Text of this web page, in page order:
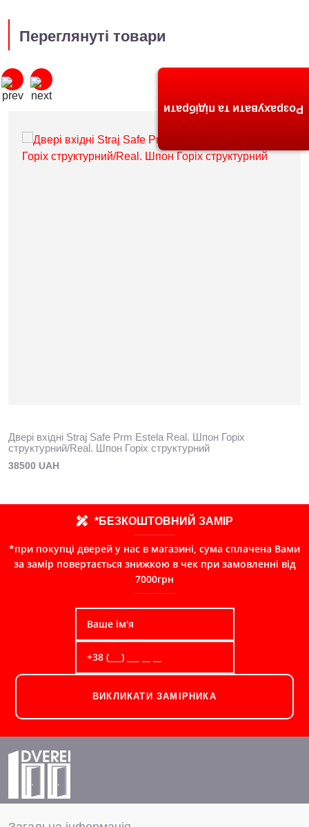
Переглянуті товари
Двері вхідні Straj Safe Prm Estela Real. Шпон Горіх
структурний/Real. Шпон Горіх структурний
38500 UAH
*БЕЗКОШТОВНИЙ ЗАМІР
*при покупці дверей у нас в магазині, сума сплачена Вами
за замір повертається знижкою в чек при замовленні від
7000грн
ВИКЛИКАТИ ЗАМІРНИКА
Розрахувати та підібрати